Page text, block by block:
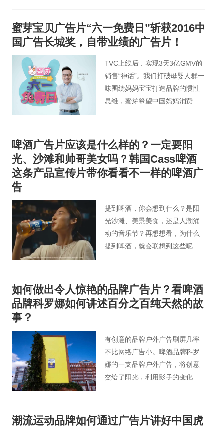
蜜芽宝贝广告片“六一免费日”斩获2016中
国广告长城奖，自带业绩的广告片！
TVC上线后，实现3天3亿GMV的
销售“神话”。我们打破母婴人群一
味围绕妈妈宝宝打造品牌的惯性
思维，蜜芽希望中国妈妈消费零
大赢家。
啤酒广告片应该是什么样的？一定要阳
光、沙滩和帅哥美女吗？韩国Cass啤酒
这条产品宣传片带你看看不一样的啤酒广
告
提到啤酒，你会想到什么？是阳
光沙滩、美景美食，还是人潮涌
动的音乐节？再想想看，为什么
提到啤酒，就会联想到这些呢？
佛都变成了买啤酒的套路，但是
仅仅只有在这些充满开心和欢乐
的地方才需要啤酒吗？
如何做出令人惊艳的品牌广告片？看啤酒
品牌科罗娜如何讲述百分之百纯天然的故
事？
有创意的品牌户外广告刷屏几率
不比网络广告小。啤酒品牌科罗
娜的一支品牌户外广告，将创意
交给了阳光，利用影子的变化展
潮流运动品牌如何通过广告片讲好中国虎